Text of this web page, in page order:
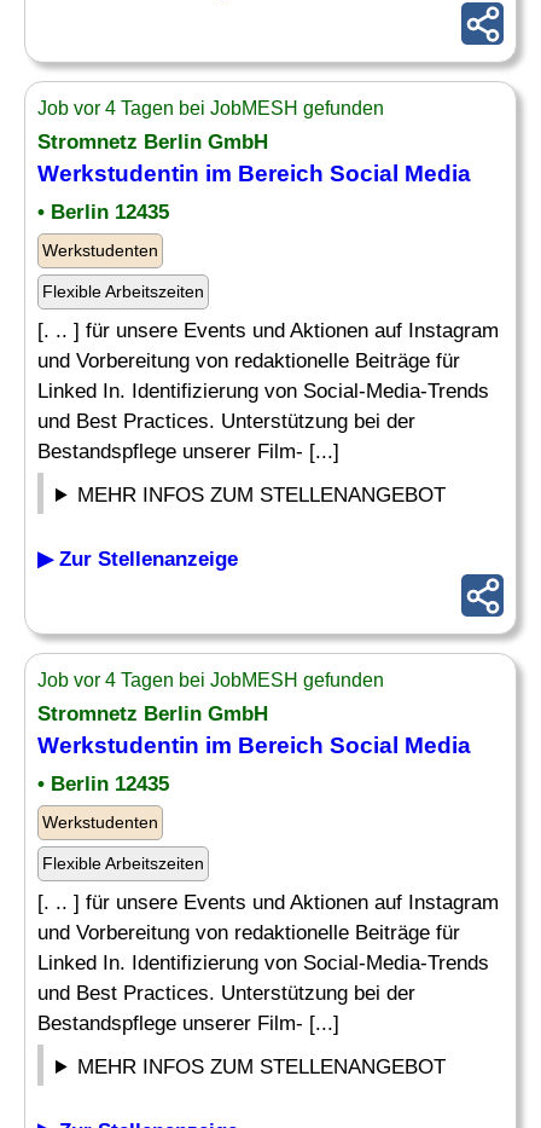
Job vor 4 Tagen bei JobMESH gefunden
Stromnetz Berlin GmbH
Werkstudentin im Bereich Social Media
• Berlin 12435
Werkstudenten
Flexible Arbeitszeiten
[. .. ] für unsere Events und Aktionen auf Instagram
und Vorbereitung von redaktionelle Beiträge für
Linked In. Identifizierung von Social-Media-Trends
und Best Practices. Unterstützung bei der
Bestandspflege unserer Film- [...]
MEHR INFOS ZUM STELLENANGEBOT
▶ Zur Stellenanzeige
Job vor 4 Tagen bei JobMESH gefunden
Stromnetz Berlin GmbH
Werkstudentin im Bereich Social Media
• Berlin 12435
Werkstudenten
Flexible Arbeitszeiten
[. .. ] für unsere Events und Aktionen auf Instagram
und Vorbereitung von redaktionelle Beiträge für
Linked In. Identifizierung von Social-Media-Trends
und Best Practices. Unterstützung bei der
Bestandspflege unserer Film- [...]
MEHR INFOS ZUM STELLENANGEBOT